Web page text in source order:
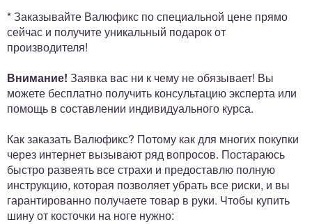
* Заказывайте Валюфикс по специальной цене прямо
сейчас и получите уникальный подарок от
производителя!
Внимание! Заявка вас ни к чему не обязывает! Вы
можете бесплатно получить консультацию эксперта или
помощь в составлении индивидуального курса.
Как заказать Валюфикс? Потому как для многих покупки
через интернет вызывают ряд вопросов. Постараюсь
быстро развеять все страхи и предоставлю полную
инструкцию, которая позволяет убрать все риски, и вы
гарантированно получаете товар в руки. Чтобы купить
шину от косточки на ноге нужно: